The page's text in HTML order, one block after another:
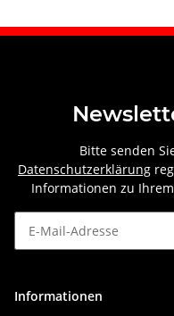
Bitte senden
Datenschutzerklärung
Informationen zu
Informationen